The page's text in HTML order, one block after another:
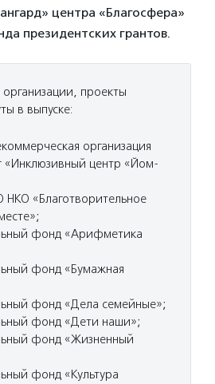
центра «Благосфера»
президентских грантов.
проекты
в выпуске:
организация
«Инклюзивный центр «Йом-
«Благотворительное
фонд «Арифметика
фонд «Бумажная
фонд «Дела семейные»;
фонд «Дети наши»;
фонд «Жизненный
фонд «Культура